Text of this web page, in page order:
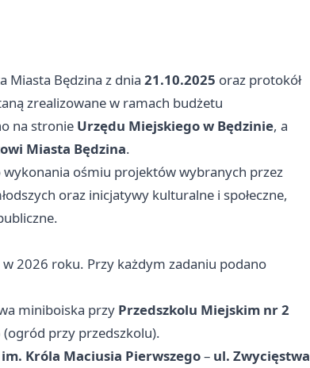
Miasta Będzina z dnia 21.10.2025 oraz protokół
zrealizowane w ramach budżetu
na stronie Urzędu Miejskiego w Będzinie, a
Miasta Będzina.
ośmiu projektów wybranych przez
oraz inicjatywy kulturalne i społeczne,
2026 roku. Przy każdym zadaniu podano
miniboiska przy Przedszkolu Miejskim nr 2
(ogród przy przedszkolu).
Króla Maciusia Pierwszego– ul. Zwycięstwa